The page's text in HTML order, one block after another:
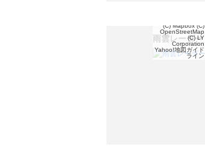
雨雲レーダー
(C) Mapbox (C)
OpenStreetMap
(C) LY
Corporation
Yahoo!地図ガイド
ライン